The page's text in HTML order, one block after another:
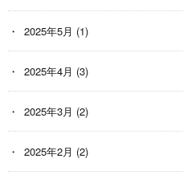
2025年5月 (1)
2025年4月 (3)
2025年3月 (2)
2025年2月 (2)